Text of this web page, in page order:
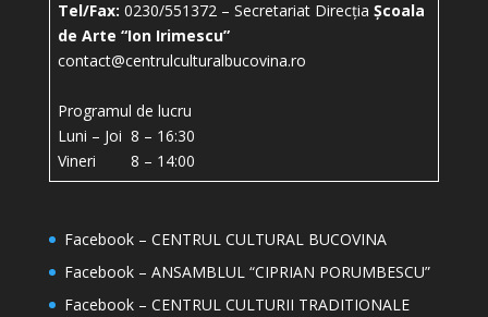
Tel/Fax: 0230/551372 – Secretariat Direcția Școala
de Arte “Ion Irimescu”
contact@centrulculturalbucovina.ro
Programul de lucru
Luni – Joi 8 – 16:30
Vineri 8 – 14:00
Facebook – CENTRUL CULTURAL BUCOVINA
Facebook – ANSAMBLUL “CIPRIAN PORUMBESCU”
Facebook – CENTRUL CULTURII TRADITIONALE